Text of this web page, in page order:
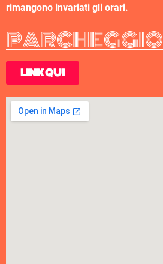
rimangono invariati gli orari.
PARCHEGGIO
LINK QUI